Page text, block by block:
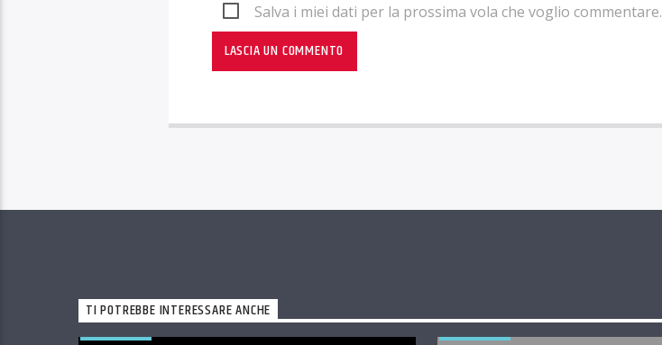
Salva i miei dati per la prossima vola che voglio commentare.
TI POTREBBE INTERESSARE ANCHE